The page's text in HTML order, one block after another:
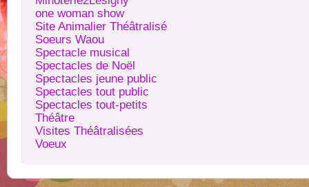
one woman show
Site Animalier Théâtralisé
Soeurs Waou
Spectacle musical
Spectacles de Noël
Spectacles jeune public
Spectacles tout public
Spectacles tout-petits
Théâtre
Visites Théâtralisées
Voeux